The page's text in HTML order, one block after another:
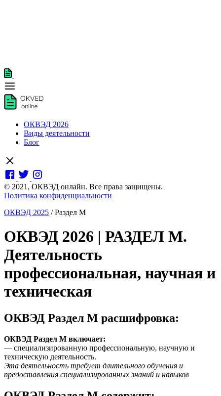
ОКВЭД 2026
Виды деятельности
Блог
© 2021, ОКВЭД онлайн. Все права защищены.
Политика конфиденциальности
ОКВЭД 2025 /Раздел M
ОКВЭД 2026 | РАЗДЕЛ M.
Деятельность
профессиональная, научная и
техническая
ОКВЭД Раздел М расшифровка:
ОКВЭД Раздел М включает:
— специализированную профессиональную, научную и
техническую деятельность.
Эта деятельность требует длительного обучения и
предоставления специализированных знаний и навыков